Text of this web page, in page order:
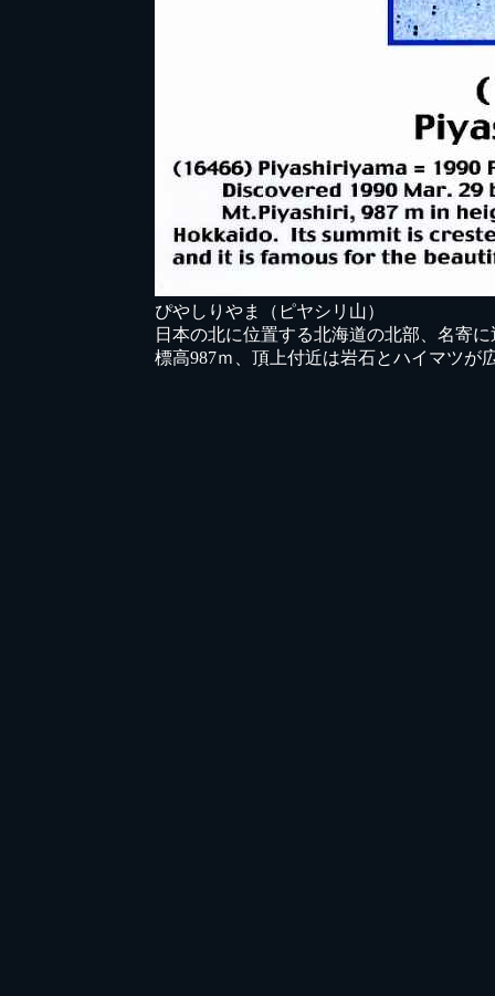
ぴやしりやま（ピヤシリ山）
日本の北に位置する北海道の北部、名寄
標高987ｍ、頂上付近は岩石とハイマツが